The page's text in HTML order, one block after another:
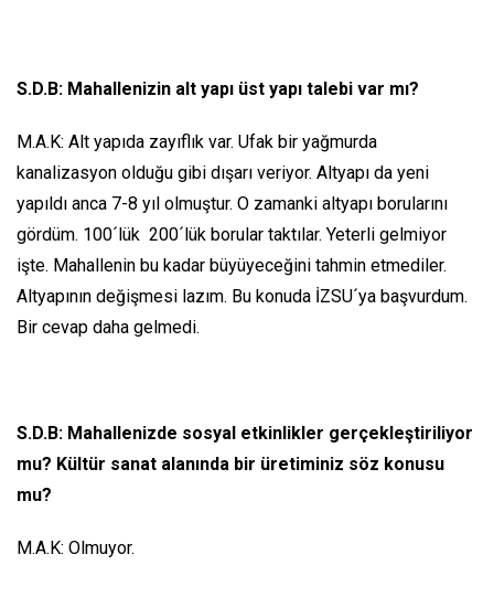
S.D.B: Mahallenizin alt yapı üst yapı talebi var mı?
M.A.K: Alt yapıda zayıflık var. Ufak bir yağmurda
kanalizasyon olduğu gibi dışarı veriyor. Altyapı da yeni
yapıldı anca 7-8 yıl olmuştur. O zamanki altyapı borularını
gördüm. 100´lük 200´lük borular taktılar. Yeterli gelmiyor
işte. Mahallenin bu kadar büyüyeceğini tahmin etmediler.
Altyapının değişmesi lazım. Bu konuda İZSU´ya başvurdum.
Bir cevap daha gelmedi.
S.D.B: Mahallenizde sosyal etkinlikler gerçekleştiriliyor
mu? Kültür sanat alanında bir üretiminiz söz konusu
mu?
M.A.K: Olmuyor.